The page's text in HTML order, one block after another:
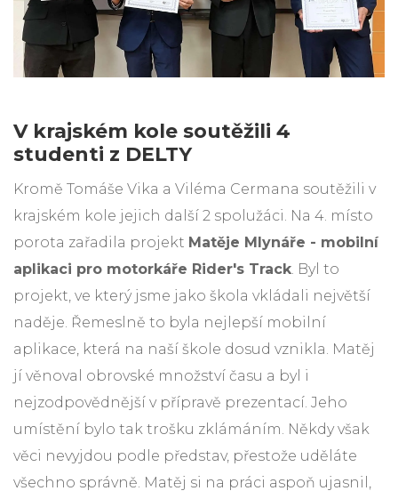
V krajském kole soutěžili 4
studenti z DELTY
Kromě Tomáše Vika a Viléma Cermana soutěžili v
krajském kole jejich další 2 spolužáci. Na 4. místo
porota zařadila projekt Matěje Mlynáře - mobilní
aplikaci pro motorkáře Rider's Track . Byl to
projekt, ve který jsme jako škola vkládali největší
naděje. Řemeslně to byla nejlepší mobilní
aplikace, která na naší škole dosud vznikla. Matěj
jí věnoval obrovské množství času a byl i
nejzodpovědnější v přípravě prezentací. Jeho
umístění bylo tak trošku zklámáním. Někdy však
věci nevyjdou podle představ, přestože uděláte
všechno správně. Matěj si na práci aspoň ujasnil,